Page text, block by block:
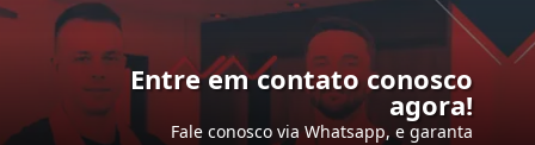
Entre em contato conosco
agora!
Fale conosco via Whatsapp, e garanta